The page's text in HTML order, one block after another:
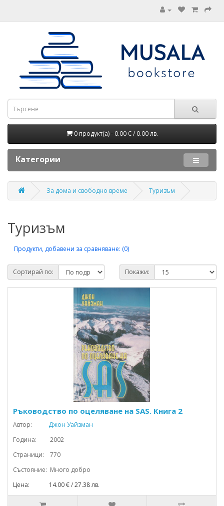
0 продукт(а) - 0.00 € / 0.00 лв.
Категории
За дома и свободно време Туризъм
Туризъм
Продукти, добавени за сравняване: (0)
Сортирай по: Покажи:
Ръководство по оцеляване на SAS. Книга 2
Автор:
Джон Уайзман
Година: 2002
Страници: 770
Състояние: Много добро
Цена: 14.00 € / 27.38 лв.